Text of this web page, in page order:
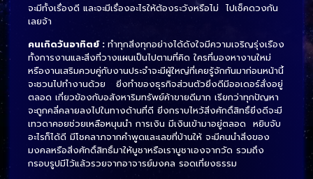
จะมีทั้งเรื่องดี และจะมีเรื่องอะไรให้ต้องระวังหรือไม่ ไปเช็คดวงกัน
เลยจ้า
คนเกิดวันอาทิตย์ : ทำทุกสิ่งทุกอย่างได้ดังใจมีความเจริญรุ่งเรือง
ทั้งการงานและสิ่งที่วางแผนเป็นไปตามที่คิด ใครที่มองหางานใหม่
หรืองานเสริมควบคู่กับงานประจำจะมีผู้ใหญ่ที่เคยรู้จักกันมาก่อนหน้านี้
จะชวนไปทำงานด้วย ยิ่งทำของธุรกิจส่วนตัวยิ่งดีมีออเดอร์สั่งอยู่
ตลอด เกี่ยวข้องกับอสังหาริมทรัพย์ค้าขายดีมาก เรียกว่าทุกปัญหา
จะถูกคลี่คลายลงไปในทางด้านที่ดี ยิ่งกราบไหว้สิ่งศักดิ์สิทธิ์ยิ่งดีจะมี
เทวดาคอยช่วยเหลือหนุนนำ การเงิน มีเงินเข้ามาอยู่ตลอด หยิบจับ
อะไรก็ได้ดี มีโชคลาภจากคำพูดและเลขที่บ้านให้ จะมีคนนำสิ่งของ
มงคลหรือสิ่งศักดิ์สิทธิ์มาให้บูชาหรือเราบูชาเองจากวัด รวมถึง
กรอบรูปมีไว้แล้วรวยจากอาจารย์มงคล รอดเที่ยงธรรม